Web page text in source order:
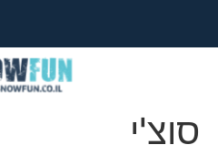
סוצ'י